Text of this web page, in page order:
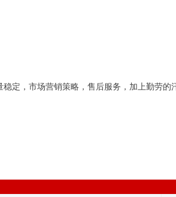
定，市场营销策略，售后服务，加上勤劳的